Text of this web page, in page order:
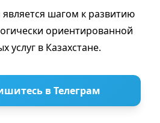
шагом к развитию
ориентированной
услуг в Казахстане.
в Телеграм